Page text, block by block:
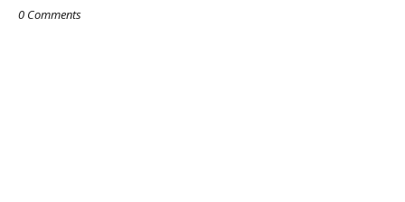
0 Comments